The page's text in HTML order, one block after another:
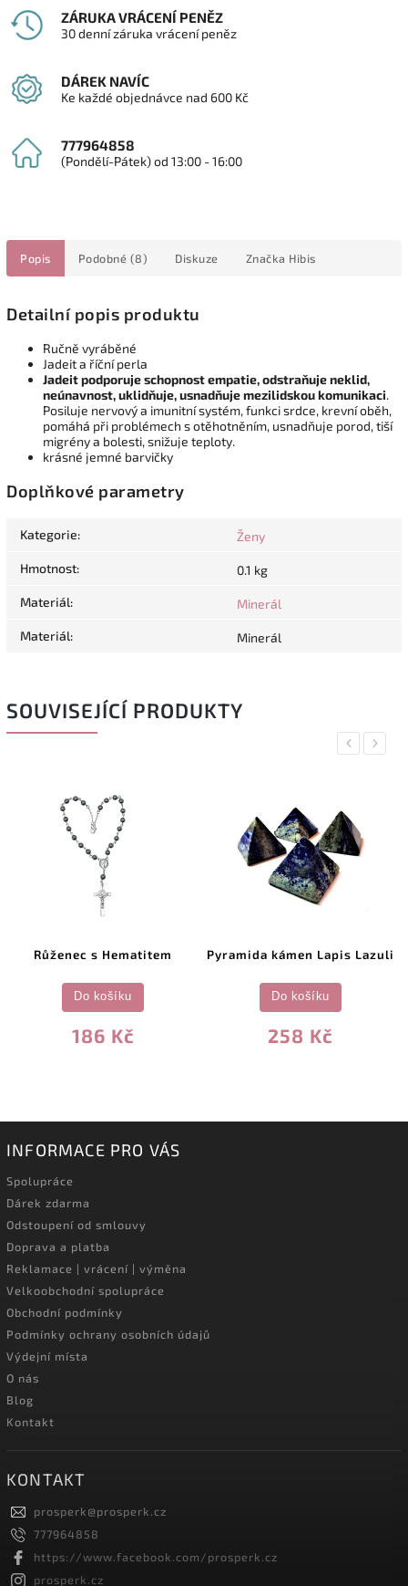
ZÁRUKA VRÁCENÍ PENĚZ
30 denní záruka vrácení peněz
DÁREK NAVÍC
Ke každé objednávce nad 600 Kč
777964858
(Pondělí-Pátek) od 13:00 - 16:00
Popis Podobné (8) Diskuze Značka Hibis
Detailní popis produktu
Ručně vyráběné
Jadeit a říční perla
Jadeit podporuje schopnost empatie, odstraňuje neklid,
neúnavnost, uklidňuje, usnadňuje mezilidskou komunikaci.
Posiluje nervový a imunitní systém, funkci srdce, krevní oběh,
pomáhá při problémech s otěhotněním, usnadňuje porod, tiší
migrény a bolesti, snižuje teploty.
krásné jemné barvičky
Doplňkové parametry
Kategorie: Ženy
Hmotnost: 0.1 kg
Materiál: Minerál
Materiál: Minerál
SOUVISEJÍCÍ PRODUKTY
Previous
Růženec s Hematitem
186 Kč
Do košíku
Pyramida kámen Lapis Lazuli
258 Kč
Do košíku
Next
INFORMACE PRO VÁS
Spolupráce
Dárek zdarma
Odstoupení od smlouvy
Doprava a platba
Reklamace | vrácení | výměna
Velkoobchodní spolupráce
Obchodní podmínky
Podmínky ochrany osobních údajů
Výdejní místa
O nás
Blog
Kontakt
KONTAKT
prosperk@prosperk.cz
777964858
https://www.facebook.com/prosperk.cz
prosperk.cz